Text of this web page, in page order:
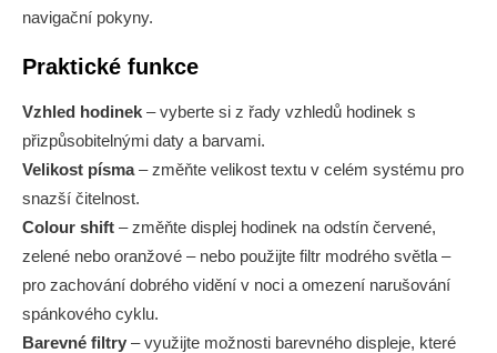
navigační pokyny.
Praktické funkce
Vzhled hodinek – vyberte si z řady vzhledů hodinek s
přizpůsobitelnými daty a barvami.
Velikost písma– změňte velikost textu v celém systému pro
snazší čitelnost.
Colour shift – změňte displej hodinek na odstín červené,
zelené nebo oranžové – nebo použijte filtr modrého světla –
pro zachování dobrého vidění v noci a omezení narušování
spánkového cyklu.
Barevné filtry – využijte možnosti barevného displeje, které